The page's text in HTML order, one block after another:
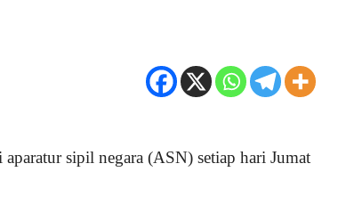
sipil negara (ASN) setiap hari Jumat